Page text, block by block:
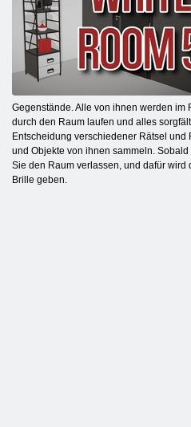
Gegenstände. Alle von ihnen werden im
durch den Raum laufen und alles
Entscheidung verschiedener Rätsel
und Objekte von ihnen sammeln.
Sie den Raum verlassen, und dafür wird
Brille geben.